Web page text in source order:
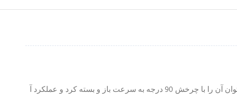
شیر پروانه ای ویفری ساختاری ساده، اندازه کوچک و وزن سبک دارد و تنها از چند قسمت تشکیل شده است. علاوه بر این، می توان آن را با چرخش 90 درجه به سرعت باز و بسته کرد و عملکرد آ